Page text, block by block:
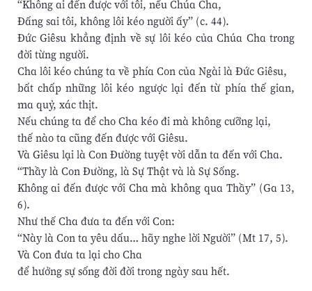
“Không ai đến được với tôi, nếu Chúa Cha,
Đấng sai tôi, không lôi kéo người ấy” (c. 44).
Đức Giêsu khẳng định về sự lôi kéo của Chúa Cha trong
đời từng người.
Cha lôi kéo chúng ta về phía Con của Ngài là Đức Giêsu,
bất chấp những lôi kéo ngược lại đến từ phía thế gian,
ma quỷ, xác thịt.
Nếu chúng ta để cho Cha kéo đi mà không cưỡng lại,
thế nào ta cũng đến được với Giêsu.
Và Giêsu lại là Con Đường tuyệt vời dẫn ta đến với Cha.
“Thầy là Con Đường, là Sự Thật và là Sự Sống.
Không ai đến được với Cha mà không qua Thầy” (Ga 13,
6).
Như thế Cha đưa ta đến với Con:
“Này là Con ta yêu dấu… hãy nghe lời Người” (Mt 17, 5).
Và Con đưa ta lại cho Cha
để hưởng sự sống đời đời trong ngày sau hết.